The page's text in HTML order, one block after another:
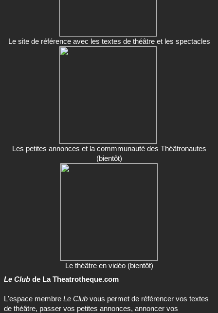
Le site de référence avec les textes de théâtre et les spectacles
Les petites annonces et la commmunauté des Théâtronautes
(bientôt)
Le théâtre en vidéo (bientôt)
Le Club de La Theatrotheque.com
L'espace membre Le Club vous permet de référencer vos textes
de théâtre, passer vos petites annonces, annoncer vos